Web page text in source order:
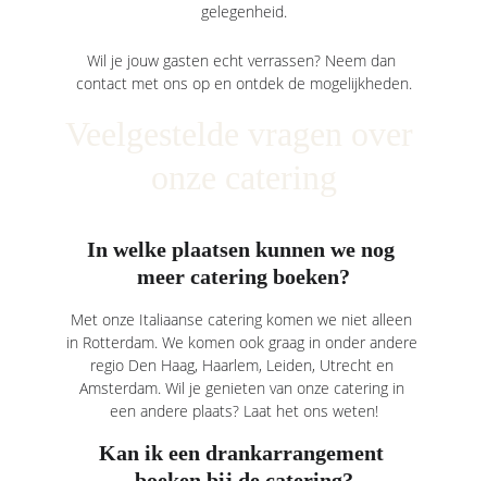
gelegenheid.
Wil je jouw gasten echt verrassen? Neem dan
contact met ons op en ontdek de mogelijkheden.
In welke plaatsen kunnen we nog
meer catering boeken?
Met onze Italiaanse catering komen we niet alleen
in Rotterdam. We komen ook graag in onder andere
regio Den Haag, Haarlem, Leiden, Utrecht en
Amsterdam. Wil je genieten van onze catering in
een andere plaats? Laat het ons weten!
Kan ik een drankarrangement